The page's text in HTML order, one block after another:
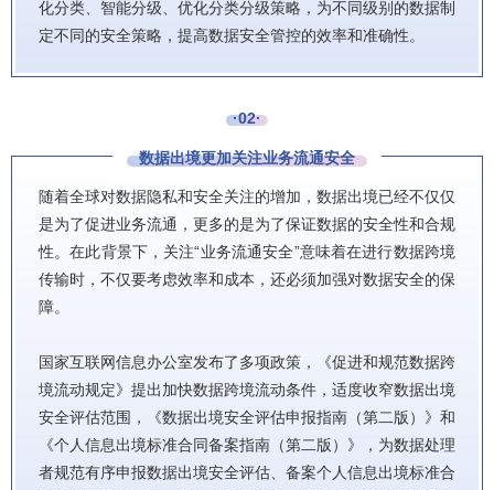
化分类、智能分级、优化分类分级策略，为不同级别的数据制
定不同的安全策略，提高数据安全管控的效率和准确性。
·02·
数据出境更加关注业务流通安全
随着全球对数据隐私和安全关注的增加，数据出境已经不仅仅
是为了促进业务流通，更多的是为了保证数据的安全性和合规
性。在此背景下，关注“业务流通安全”意味着在进行数据跨境
传输时，不仅要考虑效率和成本，还必须加强对数据安全的保
障。
国家互联网信息办公室发布了多项政策，《促进和规范数据跨
境流动规定》提出加快数据跨境流动条件，适度收窄数据出境
安全评估范围，《数据出境安全评估申报指南（第二版）》和
《个人信息出境标准合同备案指南（第二版）》，为数据处理
者规范有序申报数据出境安全评估、备案个人信息出境标准合